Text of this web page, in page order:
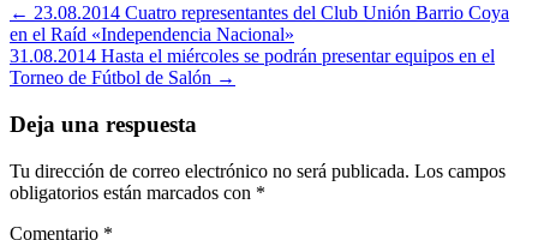
Navegación
por
artículos
← 23.08.2014 Cuatro representantes del Club Unión Barrio Coya
en el Raíd «Independencia Nacional»
31.08.2014 Hasta el miércoles se podrán presentar equipos en el
Torneo de Fútbol de Salón →
Deja una respuesta
Tu dirección de correo electrónico no será publicada. Los campos
obligatorios están marcados con *
Comentario *